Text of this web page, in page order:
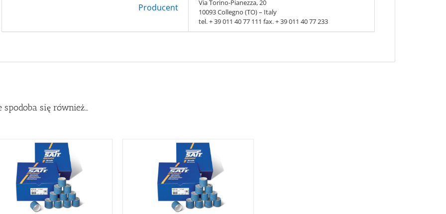
Producent
Via Torino-Pianezza, 20
10093 Collegno (TO) – Italy
tel. + 39 011 40 77 111 fax. + 39 011 40 77 233
spodoba się również…